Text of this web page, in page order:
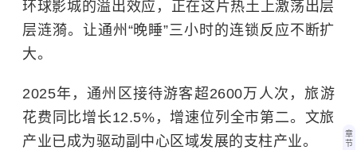
环球影城的溢出效应，正在这片热土上激荡出层
层涟漪。让通州“晚睡”三小时的连锁反应不断扩
大。
2025年，通州区接待游客超2600万人次，旅游
花费同比增长12.5%，增速位列全市第二。文旅
产业已成为驱动副中心区域发展的支柱产业。
章
节